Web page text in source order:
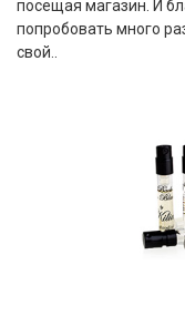
посещая магазин. И
попробовать много
свой..